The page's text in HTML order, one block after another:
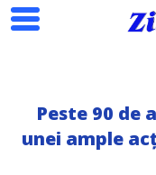
Search
Peste 90 de
unei ample